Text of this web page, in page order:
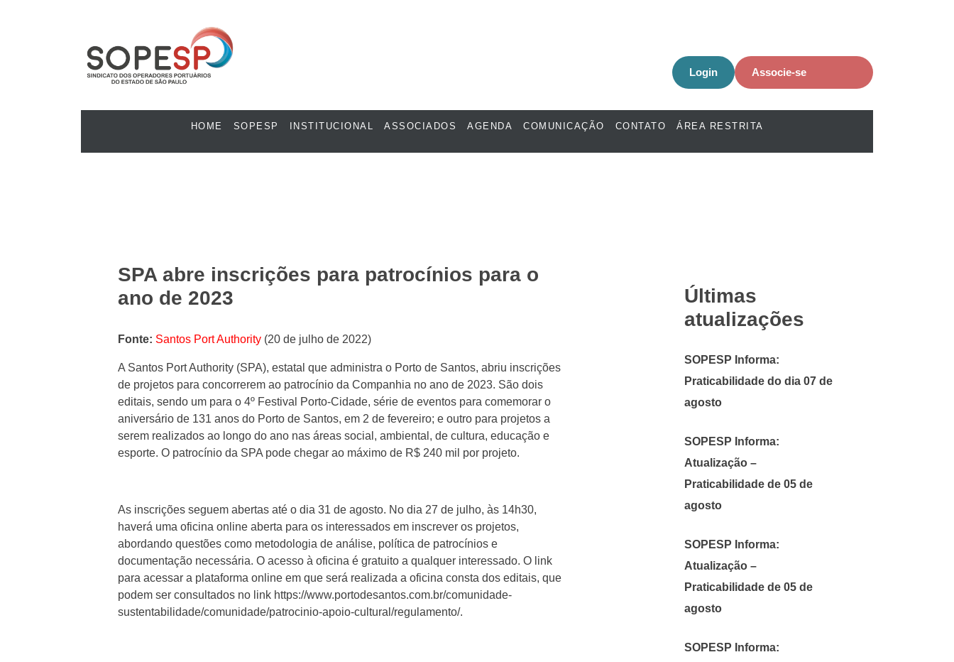
Login Associe-se
HOME SOPESP INSTITUCIONAL ASSOCIADOS AGENDA COMUNICAÇÃO CONTATO ÁREA RESTRITA
SPA abre inscrições para patrocínios para o
ano de 2023
Fonte: Santos Port Authority (20 de julho de 2022)
A Santos Port Authority (SPA), estatal que administra o Porto de Santos, abriu inscrições
de projetos para concorrerem ao patrocínio da Companhia no ano de 2023. São dois
editais, sendo um para o 4º Festival Porto-Cidade, série de eventos para comemorar o
aniversário de 131 anos do Porto de Santos, em 2 de fevereiro; e outro para projetos a
serem realizados ao longo do ano nas áreas social, ambiental, de cultura, educação e
esporte. O patrocínio da SPA pode chegar ao máximo de R$ 240 mil por projeto.
As inscrições seguem abertas até o dia 31 de agosto. No dia 27 de julho, às 14h30,
haverá uma oficina online aberta para os interessados em inscrever os projetos,
abordando questões como metodologia de análise, política de patrocínios e
documentação necessária. O acesso à oficina é gratuito a qualquer interessado. O link
para acessar a plataforma online em que será realizada a oficina consta dos editais, que
podem ser consultados no link https://www.portodesantos.com.br/comunidade-
sustentabilidade/comunidade/patrocinio-apoio-cultural/regulamento/.
Últimas
atualizações
SOPESP Informa:
Praticabilidade do dia 07 de
agosto
SOPESP Informa:
Atualização –
Praticabilidade de 05 de
agosto
SOPESP Informa:
Atualização –
Praticabilidade de 05 de
agosto
SOPESP Informa: